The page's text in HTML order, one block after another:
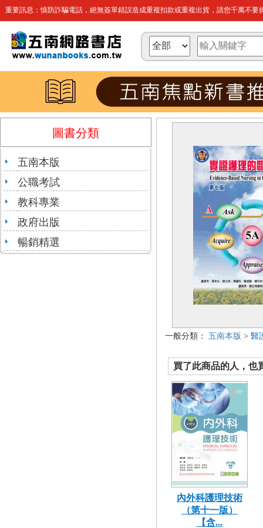
重要訊息：慎防詐騙電話，絕無簽單錯誤造成重複扣款或重複出貨，請您千萬不要
圖書分類
五南本版
公職考試
教科專業
政府出版
暢銷精選
一般分類： 五南本版 > 醫
買了此商品的人，也
內外科護理技術
（第十一版）
【含...